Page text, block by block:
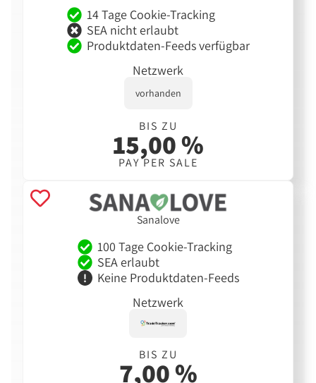
14 Tage Cookie-Tracking
SEA nicht erlaubt
Produktdaten-Feeds verfügbar
Netzwerk
vorhanden
BIS ZU
15,00 %
PAY PER SALE
Sanalove
100 Tage Cookie-Tracking
SEA erlaubt
Keine Produktdaten-Feeds
Netzwerk
BIS ZU
7,00 %